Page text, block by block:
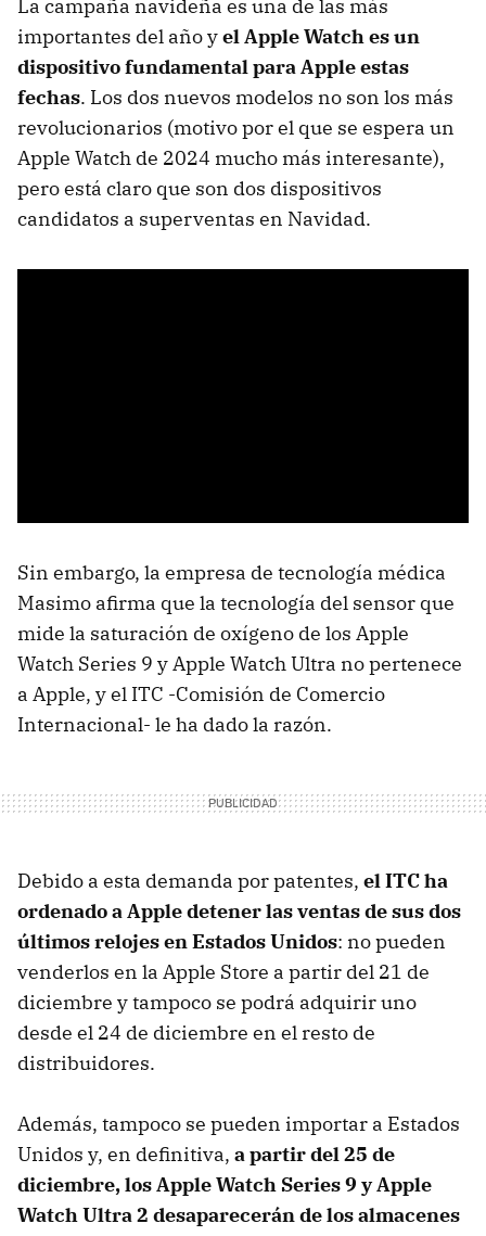
La campaña navideña es una de las más
importantes del año yel Apple Watch es un
dispositivo fundamental para Apple estas
fechas. Los dos nuevos modelos no son los más
revolucionarios (motivo por el que se espera un
Apple Watch de 2024 mucho más interesante),
pero está claro que son dos dispositivos
candidatos a superventas en Navidad.
Sin embargo, la empresa de tecnología médica
Masimo afirma que la tecnología del sensor que
mide la saturación de oxígeno de los Apple
Watch Series 9 y Apple Watch Ultra no pertenece
a Apple, y el ITC -Comisión de Comercio
Internacional- le ha dado la razón.
Debido a esta demanda por patentes, el ITC ha
ordenado a Apple detener las ventas de sus dos
últimos relojes en Estados Unidos: no pueden
venderlos en la Apple Store a partir del 21 de
diciembre y tampoco se podrá adquirir uno
desde el 24 de diciembre en el resto de
distribuidores.
Además, tampoco se pueden importar a Estados
Unidos y, en definitiva, a partir del 25 de
diciembre, los Apple Watch Series 9 y Apple
Watch Ultra 2 desaparecerán de los almacenes